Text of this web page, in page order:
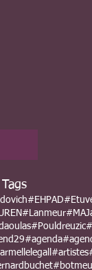
#EHPAD
#Lanmeur
#Pouldreuzic
#agenda
#artistes